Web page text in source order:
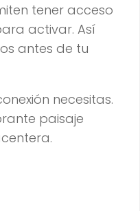
tener acceso
activar. Así
antes de tu
necesitas.
paisaje